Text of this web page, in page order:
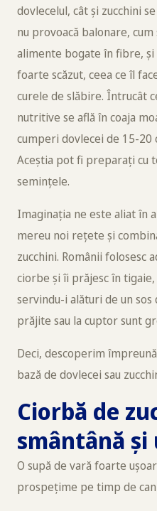
dovlecelul, cât și zucchini
nu provoacă balonare,
alimente bogate în fibre,
foarte scăzut, ceea ce îl
curele de slăbire. Întrucât
nutritive se află în coaja
cumperi dovlecei de 15-20
Aceștia pot fi preparați cu
semințele.
Imaginația ne este aliat în
mereu noi rețete și
zucchini. Românii folosesc
ciorbe și îi prăjesc în
servindu-i alături de un
prăjite sau la cuptor sunt
Deci, descoperim
bază de dovlecei sau
Ciorbă de
smântână
O supă de vară foarte
prospețime pe timp de